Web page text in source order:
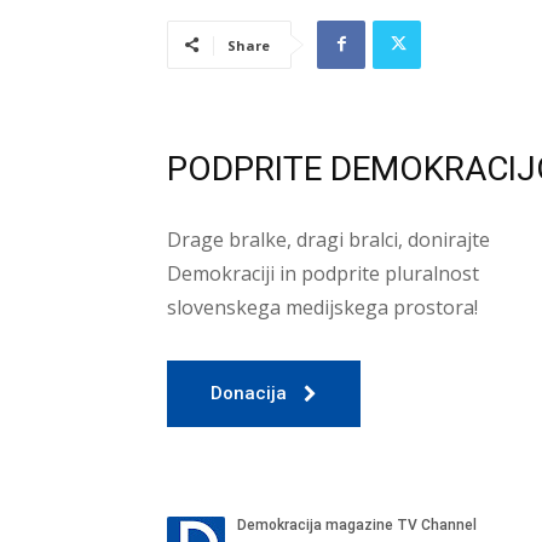
Share
PODPRITE
Drage bralke, dragi bralci, donirajte
Demokraciji in podprite pluralnost
slovenskega medijskega prostora!
Donacija